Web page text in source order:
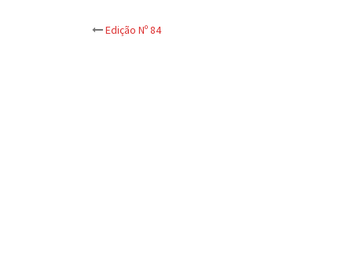
Post
Edição Nº 84